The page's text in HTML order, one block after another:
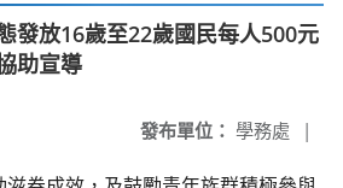
發放16歲至22歲國民每人500元
助宣導
發布單位： 學務處 |